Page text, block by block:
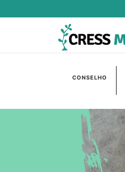
CONSELHO